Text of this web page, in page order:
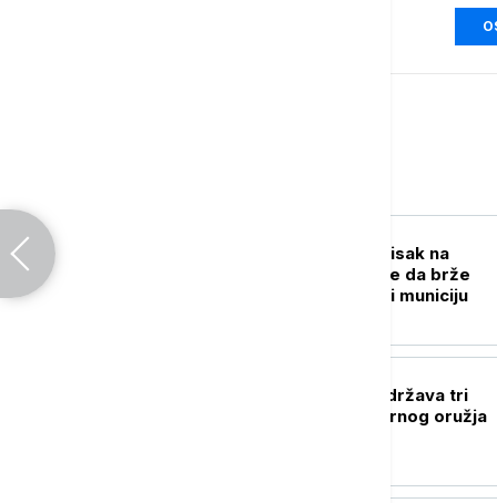
Pentagon vrši pritisak na
odbrambene firme da brže
proizvode oružje i municiju
Takaiči: Japan podržava tri
principa nenuklearnog oružja